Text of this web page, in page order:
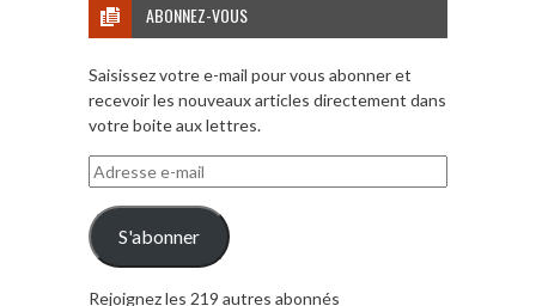
ABONNEZ-VOUS
Saisissez votre e-mail pour vous abonner et
recevoir les nouveaux articles directement dans
votre boite aux lettres.
Adresse
e-
mail
S'abonner
Rejoignez les 219 autres abonnés